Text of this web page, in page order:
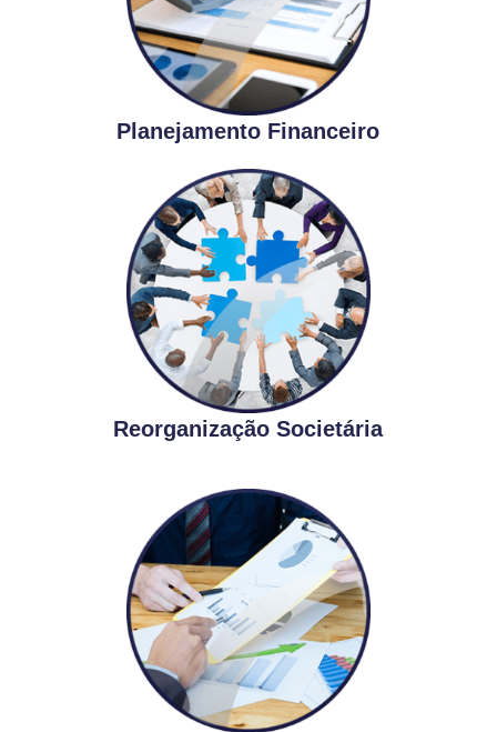
Planejamento Financeiro
Reorganização Societária